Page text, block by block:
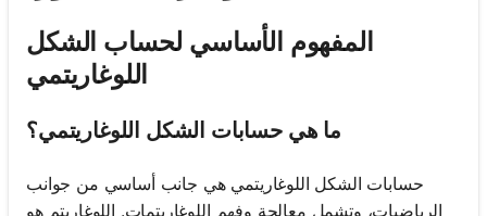
المفهوم الأساسي لحساب الشكل
اللوغاريتمي
ما هي حسابات الشكل اللوغاريتمي؟
حسابات الشكل اللوغاريتمي هي جانب أساسي من جوانب
الرياضيات، وتشمل معالجة وفهم اللوغاريتمات. اللوغاريتم هو